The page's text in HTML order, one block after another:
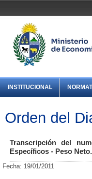
INSTITUCIONAL
Orden del
Transcripción del
Específicos - Peso Neto.
Fecha: 19/01/2011